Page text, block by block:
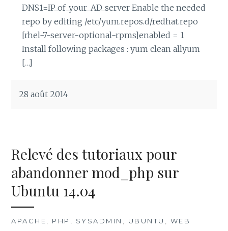
DNS1=IP_of_your_AD_server Enable the needed
repo by editing /etc/yum.repos.d/redhat.repo
[rhel-7-server-optional-rpms]enabled = 1
Install following packages : yum clean allyum
[…]
28 août 2014
Relevé des tutoriaux pour
abandonner mod_php sur
Ubuntu 14.04
APACHE PHP SYSADMIN UBUNTU WEB